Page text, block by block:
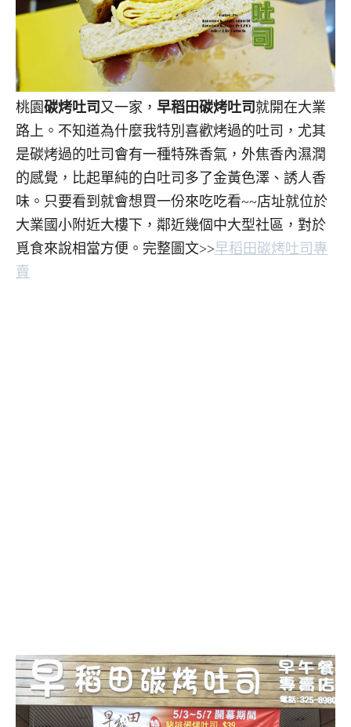
桃園碳烤吐司 又一家， 早稻田碳烤吐司 就開在大業
路上。不知道為什麼我特別喜歡烤過的吐司，尤其
是碳烤過的吐司會有一種特殊香氣，外焦香內濕潤
的感覺，比起單純的白吐司多了金黃色澤、誘人香
味。只要看到就會想買一份來吃吃看~~店址就位於
大業國小附近大樓下，鄰近幾個中大型社區，對於
覓食來說相當方便。完整圖文>>早稻田碳烤吐司專
賣